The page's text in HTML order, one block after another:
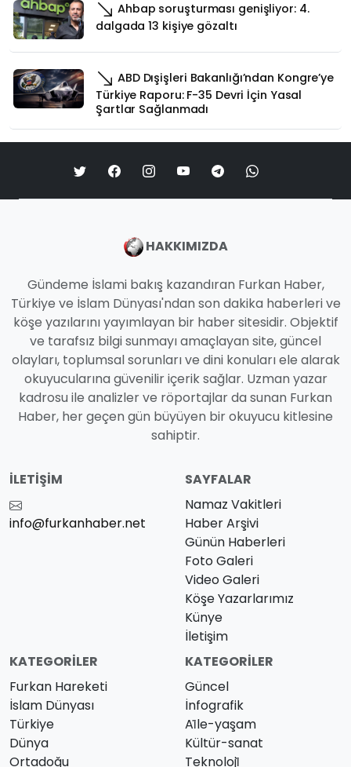
Ahbap soruşturması genişliyor: 4.
dalgada 13 kişiye gözaltı
ABD Dışişleri Bakanlığı’ndan Kongre’ye
Türkiye Raporu: F-35 Devri İçin Yasal
Şartlar Sağlanmadı
HAKKIMIZDA
Gündeme İslami bakış kazandıran Furkan Haber,
Türkiye ve İslam Dünyası'ndan son dakika haberleri ve
köşe yazılarını yayımlayan bir haber sitesidir. Objektif
ve tarafsız bilgi sunmayı amaçlayan site, güncel
olayları, toplumsal sorunları ve dini konuları ele alarak
okuyucularına güvenilir içerik sağlar. Uzman yazar
kadrosu ile analizler ve röportajlar da sunan Furkan
Haber, her geçen gün büyüyen bir okuyucu kitlesine
sahiptir.
İLETIŞIM
info@furkanhaber.net
SAYFALAR
Namaz Vakitleri
Haber Arşivi
Günün Haberleri
Foto Galeri
Video Galeri
Köşe Yazarlarımız
Künye
İletişim
KATEGORILER
Furkan Hareketi
İslam Dünyası
Türkiye
Dünya
Ortadoğu
KATEGORILER
Güncel
İnfografik
Ai̇le-yaşam
Kültür-sanat
Teknoloji̇